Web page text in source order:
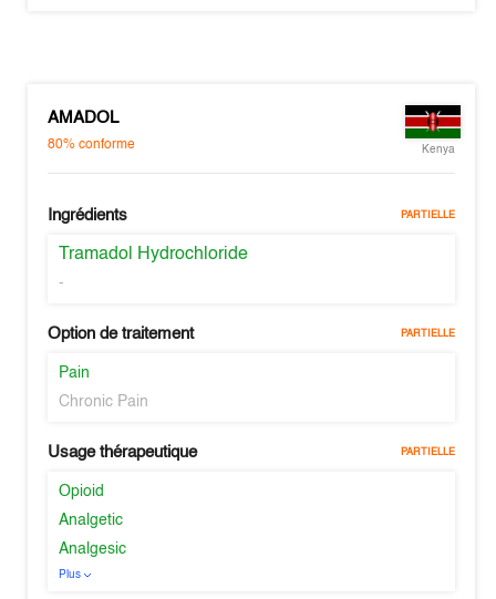
AMADOL
80%conforme Kenya
Ingrédients PARTIELLE
Tramadol Hydrochloride
-
Option de traitement PARTIELLE
Pain
Chronic Pain
Usage thérapeutique PARTIELLE
Opioid
Analgetic
Analgesic
Plus